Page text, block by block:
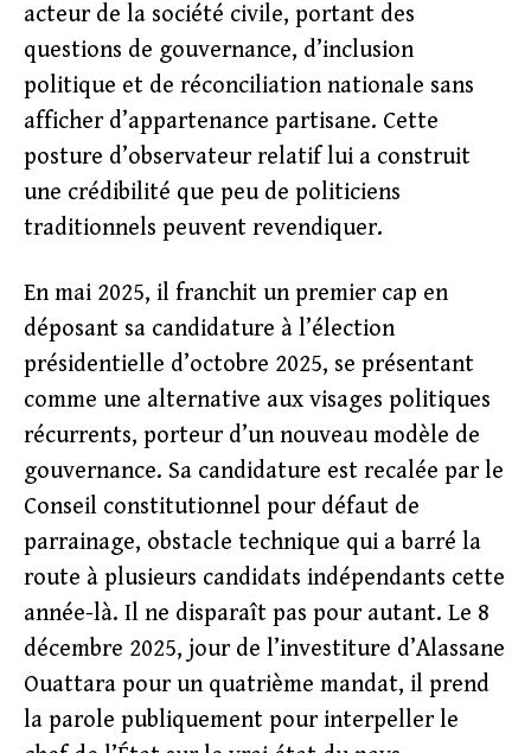
acteur de la société civile, portant des
questions de gouvernance, d’inclusion
politique et de réconciliation nationale sans
afficher d’appartenance partisane. Cette
posture d’observateur relatif lui a construit
une crédibilité que peu de politiciens
traditionnels peuvent revendiquer.
En mai 2025, il franchit un premier cap en
déposant sa candidature à l’élection
présidentielle d’octobre 2025, se présentant
comme une alternative aux visages politiques
récurrents, porteur d’un nouveau modèle de
gouvernance. Sa candidature est recalée par le
Conseil constitutionnel pour défaut de
parrainage, obstacle technique qui a barré la
route à plusieurs candidats indépendants cette
année-là. Il ne disparaît pas pour autant. Le 8
décembre 2025, jour de l’investiture d’Alassane
Ouattara pour un quatrième mandat, il prend
la parole publiquement pour interpeller le